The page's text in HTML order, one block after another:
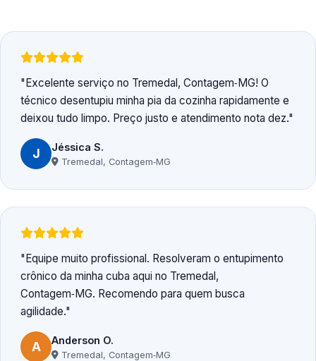
Excelente serviço no Tremedal, Contagem‑MG! O
técnico desentupiu minha pia da cozinha rapidamente e
deixou tudo limpo. Preço justo e atendimento nota dez.
J Jéssica S.
Tremedal, Contagem‑MG
Equipe muito profissional. Resolveram o entupimento
crônico da minha cuba aqui no Tremedal,
Contagem‑MG. Recomendo para quem busca
agilidade.
A Anderson O.
Tremedal, Contagem‑MG